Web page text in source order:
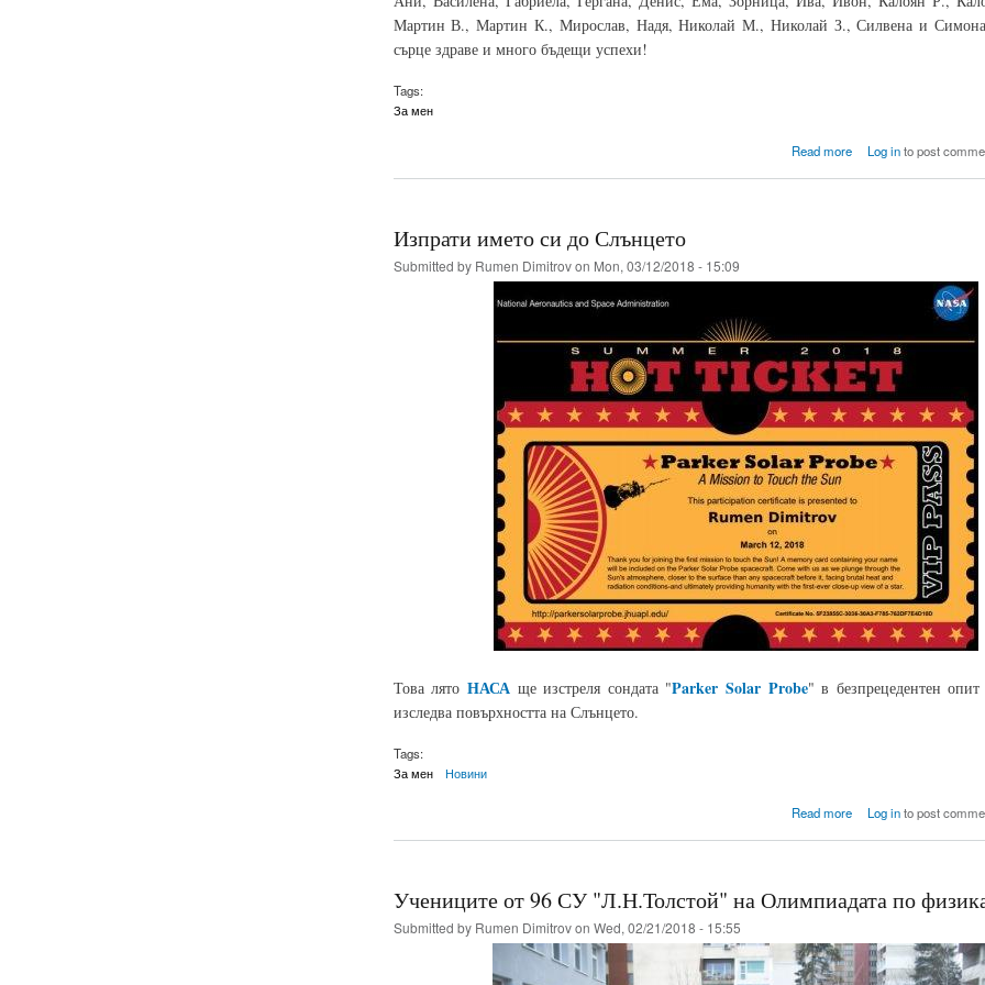
Мартин В., Мартин К., Мирослав, Надя, Николай М., Николай З., Силвена и
сърце здраве и много бъдещи успехи!
Tags:
За мен
Read more
about Моят бурен и
Log into post
Изпрати името си до Слънцето
Submitted by Rumen Dimitrovon Mon, 03/12/2018 - 15:09
Това лято НАСАще изстреля сондата "Parker Solar Probe" в безпрецедентен
изследва повърхността на Слънцето.
Tags:
За мен
Новини
Read moreabout Изпрати името
Log into post
Учениците от 96 СУ "Л.Н.Толстой" на Олимпиадата по
Submitted by Rumen Dimitrovon Wed, 02/21/2018 - 15:55